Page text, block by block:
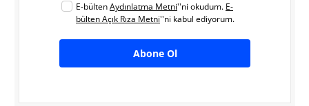
E-bültenAydınlatma Metni''ni okudum. E-
bülten Açık Rıza Metni''ni kabul ediyorum.
Abone Ol